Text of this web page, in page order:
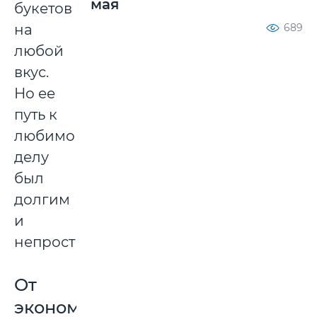
букетов
на
любой
вкус.
Но ее
путь к
любимому
делу
был
долгим
и
непростым.
От
экономиста
мая
689